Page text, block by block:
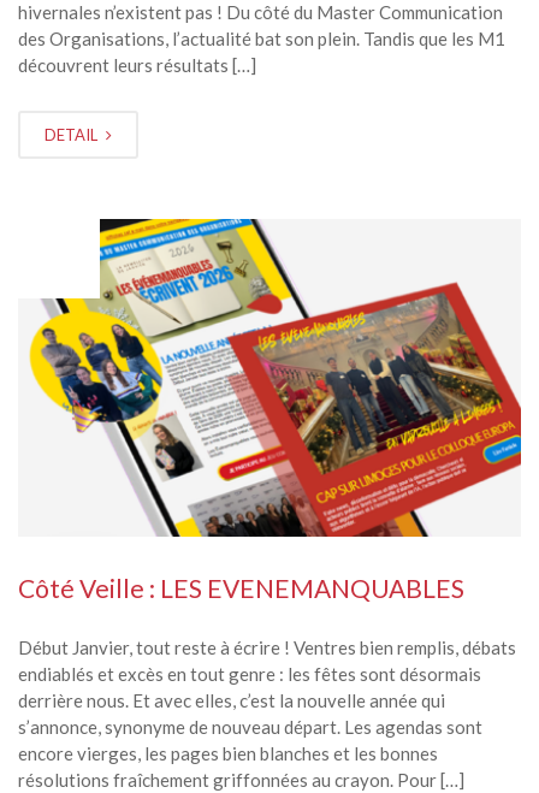
hivernales n’existent pas ! Du côté du Master Communication
des Organisations, l’actualité bat son plein. Tandis que les M1
découvrent leurs résultats […]
DETAIL
Côté Veille : LES EVENEMANQUABLES
Début Janvier, tout reste à écrire ! Ventres bien remplis, débats
endiablés et excès en tout genre : les fêtes sont désormais
derrière nous. Et avec elles, c’est la nouvelle année qui
s’annonce, synonyme de nouveau départ. Les agendas sont
encore vierges, les pages bien blanches et les bonnes
résolutions fraîchement griffonnées au crayon. Pour […]